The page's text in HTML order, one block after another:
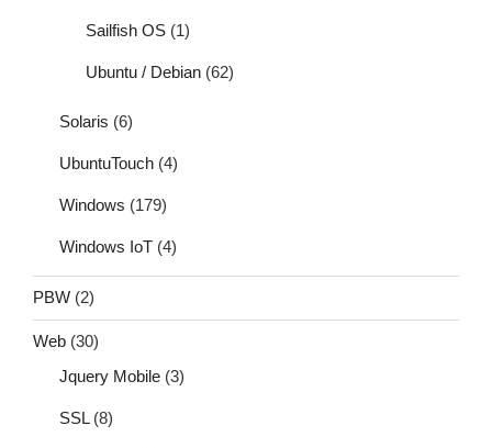
Sailfish OS (1)
Ubuntu / Debian (62)
Solaris (6)
UbuntuTouch (4)
Windows (179)
Windows IoT (4)
PBW (2)
Web (30)
Jquery Mobile (3)
SSL(8)